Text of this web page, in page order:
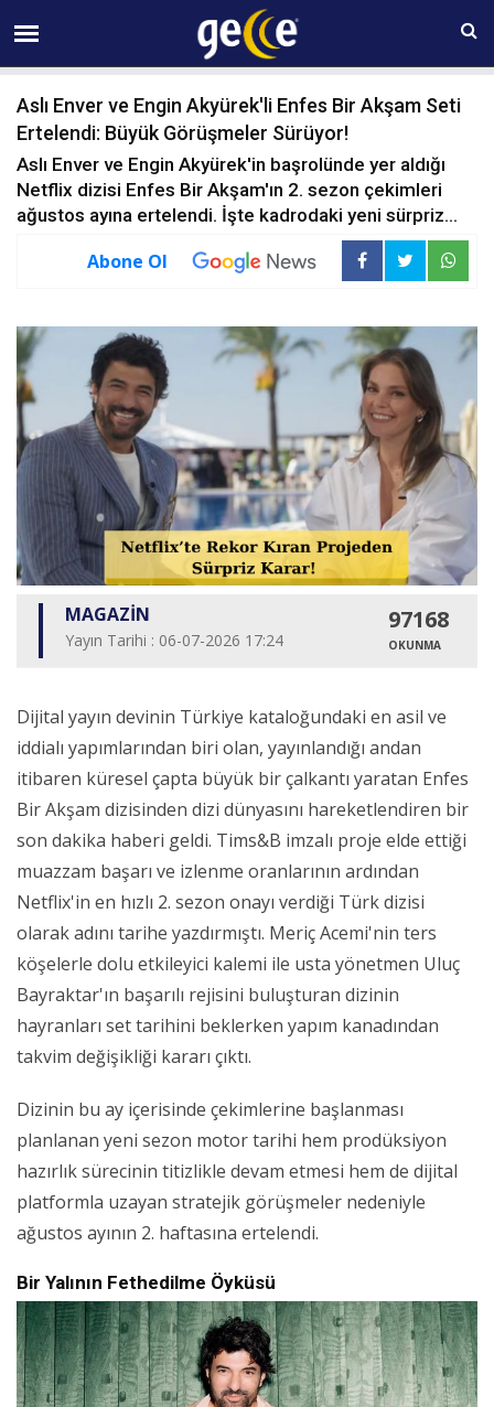
07 AĞUSTOS Cuma 23:57
Aslı Enver ve Engin Akyürek'li Enfes Bir Akşam Seti
Ertelendi: Büyük Görüşmeler Sürüyor!
Aslı Enver ve Engin Akyürek'in başrolünde yer aldığı
Netflix dizisi Enfes Bir Akşam'ın 2. sezon çekimleri
ağustos ayına ertelendi. İşte kadrodaki yeni sürpriz...
Abone Ol
MAGAZİN
Yayın Tarihi : 06-07-2026 17:24
97168
OKUNMA
Dijital yayın devinin Türkiye kataloğundaki en asil ve
iddialı yapımlarından biri olan, yayınlandığı andan
itibaren küresel çapta büyük bir çalkantı yaratan Enfes
Bir Akşam dizisinden dizi dünyasını hareketlendiren bir
son dakika haberi geldi. Tims&B imzalı proje elde ettiği
muazzam başarı ve izlenme oranlarının ardından
Netflix'in en hızlı 2. sezon onayı verdiği Türk dizisi
olarak adını tarihe yazdırmıştı. Meriç Acemi'nin ters
köşelerle dolu etkileyici kalemi ile usta yönetmen Uluç
Bayraktar'ın başarılı rejisini buluşturan dizinin
hayranları set tarihini beklerken yapım kanadından
takvim değişikliği kararı çıktı.
Dizinin bu ay içerisinde çekimlerine başlanması
planlanan yeni sezon motor tarihi hem prodüksiyon
hazırlık sürecinin titizlikle devam etmesi hem de dijital
platformla uzayan stratejik görüşmeler nedeniyle
ağustos ayının 2. haftasına ertelendi.
Bir Yalının Fethedilme Öyküsü